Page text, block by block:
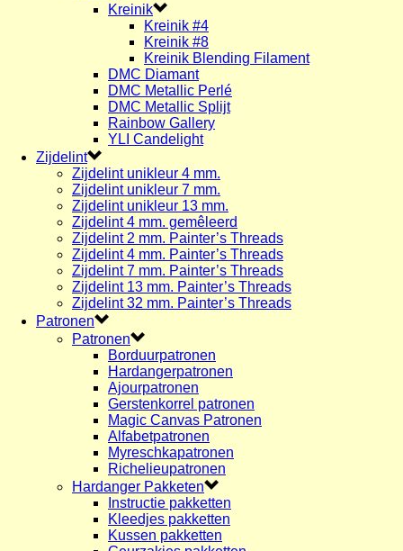
Kreinik
Kreinik #4
Kreinik #8
Kreinik Blending Filament
DMC Diamant
DMC Metallic Perlé
DMC Metallic Splijt
Rainbow Gallery
YLI Candelight
Zijdelint
Zijdelint unikleur 4 mm.
Zijdelint unikleur 7 mm.
Zijdelint unikleur 13 mm.
Zijdelint 4 mm. gemêleerd
Zijdelint 2 mm. Painter’s Threads
Zijdelint 4 mm. Painter’s Threads
Zijdelint 7 mm. Painter’s Threads
Zijdelint 13 mm. Painter’s Threads
Zijdelint 32 mm. Painter’s Threads
Patronen
Patronen
Borduurpatronen
Hardangerpatronen
Ajourpatronen
Gerstenkorrel patronen
Magic Canvas Patronen
Alfabetpatronen
Myreschkapatronen
Richelieupatronen
Hardanger Pakketen
Instructie pakketten
Kleedjes pakketten
Kussen pakketten